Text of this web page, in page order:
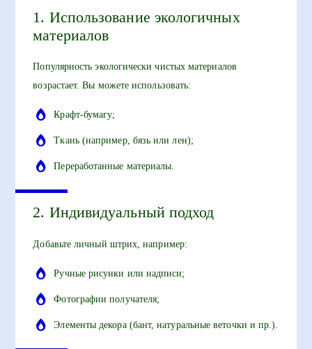
1. Использование экологичных
материалов
Популярность экологически чистых материалов
возрастает. Вы можете использовать:
Крафт-бумагу;
Ткань (например, бязь или лен);
Переработанные материалы.
2. Индивидуальный подход
Добавьте личный штрих, например:
Ручные рисунки или надписи;
Фотографии получателя;
Элементы декора (бант, натуральные веточки и пр.).